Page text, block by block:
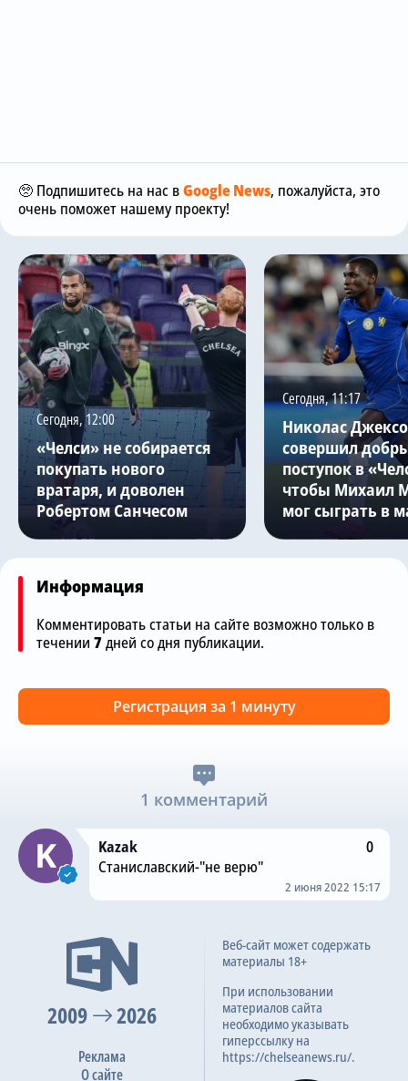
🥺 Подпишитесь на нас вGoogle News, пожалуйста, это
очень поможет нашему проекту!
Сегодня, 12:00
«Челси» не собирается
покупать нового
вратаря, и доволен
Робертом Санчесом
Сегодня, 11:17
Николас
совершил
поступок в
чтобы Михаил
мог сыграть в
Информация
Комментировать статьи на сайте возможно только в
течении 7дней со дня публикации.
Регистрация за 1 минуту
1 комментарий
Kazak
0
Станиславский-"не верю"
2 июня 2022 15:17
2009 2026
Реклама
О сайте
Веб-сайт может содержать
материалы 18+
При использовании
материалов сайта
необходимо указывать
гиперссылку на
https://chelseanews.ru/.